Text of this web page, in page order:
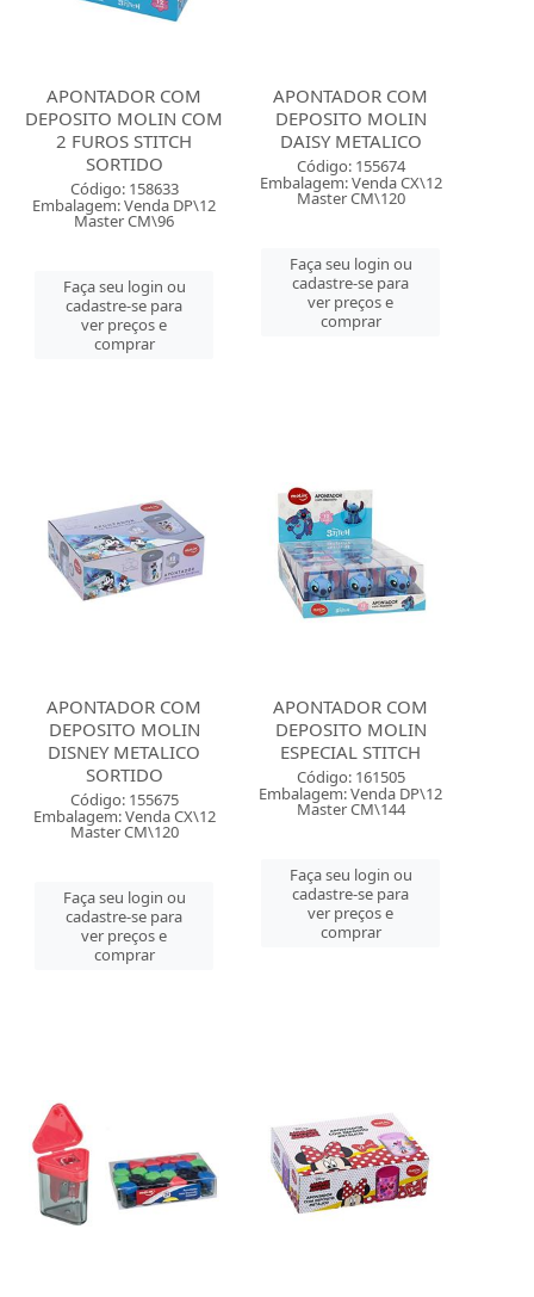
APONTADOR COM
DEPOSITO MOLIN COM
2 FUROS STITCH
SORTIDO
Código: 158633
Embalagem: Venda DP\12
Master CM\96
Faça seu login ou
cadastre-se para
ver preços e
comprar
APONTADOR COM
DEPOSITO MOLIN
DAISY METALICO
Código: 155674
Embalagem: Venda CX\12
Master CM\120
Faça seu login ou
cadastre-se para
ver preços e
comprar
APONTADOR COM
DEPOSITO MOLIN
DISNEY METALICO
SORTIDO
Código: 155675
Embalagem: Venda CX\12
Master CM\120
Faça seu login ou
cadastre-se para
ver preços e
comprar
APONTADOR COM
DEPOSITO MOLIN
ESPECIAL STITCH
Código: 161505
Embalagem: Venda DP\12
Master CM\144
Faça seu login ou
cadastre-se para
ver preços e
comprar